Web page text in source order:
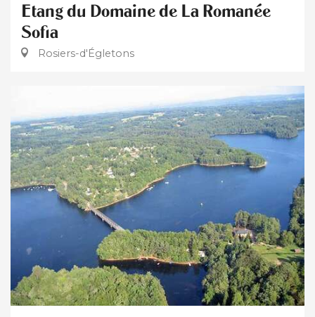
Etang du Domaine de La Romanée
Sofia
Rosiers-d'Égletons